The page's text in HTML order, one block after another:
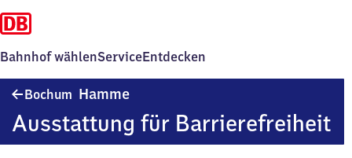
Bahnhof wählenServiceEntdecken
Bochum Hamme
Ausstattung für Barrierefreiheit